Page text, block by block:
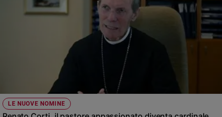
LE NUOVE NOMINE